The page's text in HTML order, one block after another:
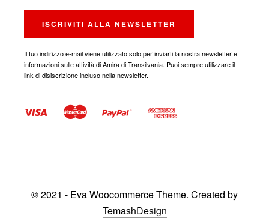
Il tuo indirizzo e-mail viene utilizzato solo per inviarti la nostra newsletter e
informazioni sulle attività di Amira di Transilvania. Puoi sempre utilizzare il
link di disiscrizione incluso nella newsletter.
© 2021 - Eva Woocommerce Theme. Created by
TemashDesign